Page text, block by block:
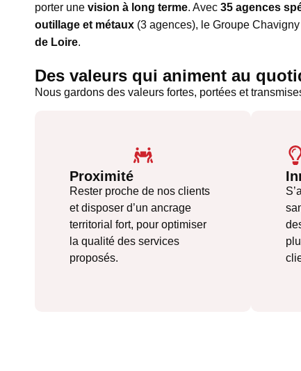
porter une vision à long terme. Avec 35 agences
outillage et métaux (3 agences), le Groupe
de Loire.
Des valeurs qui animent au
Nous gardons des valeurs fortes, portées et
Proximité
Rester proche de nos clients
et disposer d’un ancrage
territorial fort, pour optimiser
la qualité des services
proposés.